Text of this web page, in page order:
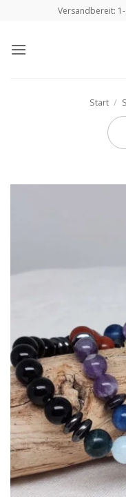
springen
Versandbereit:
Start /